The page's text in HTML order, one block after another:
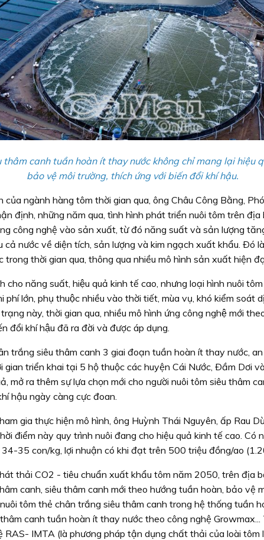
thâm canh tuần hoàn ít thay nước không chỉ mang lại hiệu
bảo vệ môi trường, thích ứng với biến đổi khí hậu.
ngành hàng tôm thời gian qua, ông Châu Công Bằng,
định, những năm qua, tình hình phát triển nuôi tôm trên
công nghệ vào sản xuất, từ đó năng suất và sản lượng
cả nước về diện tích, sản lượng và kim ngạch xuất khẩu. Ðó
thời gian qua, thông qua nhiều mô hình sản xuất hiện
cho năng suất, hiệu quả kinh tế cao, nhưng loại hình nuôi
phí lớn, phụ thuộc nhiều vào thời tiết, mùa vụ, khó kiểm soát
này, thời gian qua, nhiều mô hình ứng công nghệ mới
đổi khí hậu đã ra đời và được áp dụng.
trắng siêu thâm canh 3 giai đoạn tuần hoàn ít thay nước,
gian triển khai tại 5 hộ thuộc các huyện Cái Nước, Ðầm Dơi
mở ra thêm sự lựa chọn mới cho người nuôi tôm siêu thâm
hậu ngày càng cực đoan.
gia thực hiện mô hình, ông Huỳnh Thái Nguyên, ấp Rau
điểm này quy trình nuôi đang cho hiệu quả kinh tế cao. Có
35 con/kg, lợi nhuận có khi đạt trên 500 triệu đồng/ao
thải CO2 - tiêu chuẩn xuất khẩu tôm năm 2050, trên địa
canh, siêu thâm canh mới theo hướng tuần hoàn, bảo vệ
tôm thẻ chân trắng siêu thâm canh trong hệ thống tuần
canh tuần hoàn ít thay nước theo công nghệ Growmax...
RAS- IMTA (là phương pháp tận dụng chất thải của loài tôm